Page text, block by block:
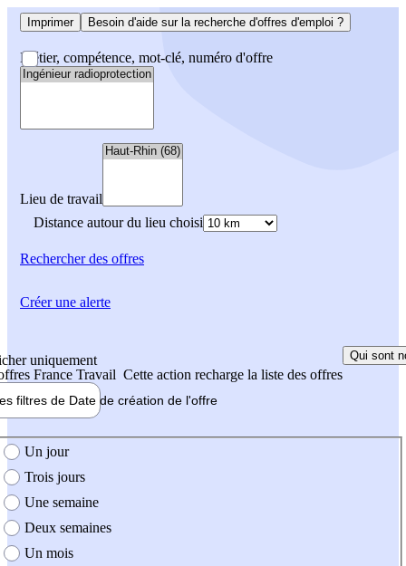
Imprimer Besoin d'aide sur la recherche d'offres d'emploi ?
Métier, compétence, mot-clé, numéro d'offre
Lieu de travail
Distance autour du lieu choisi
Rechercherdes offres
uniquement
France Travail Cette action recharge la liste des offres
Qui sont
filtres de Date de création de l'offre
création de l'offre
Un jour
Trois jours
Une semaine
Deux semaines
Un mois
Créer une alerte